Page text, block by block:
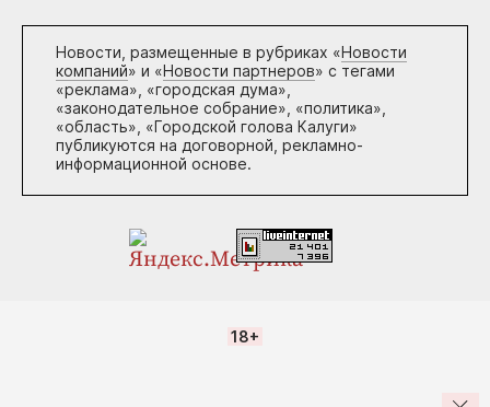
Новости, размещенные в рубриках «Новости
компаний» и «Новости партнеров» с тегами
«реклама», «городская дума»,
«законодательное собрание», «политика»,
«область», «Городской голова Калуги»
публикуются на договорной, рекламно-
информационной основе.
18+